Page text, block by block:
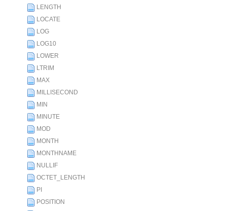
LENGTH
LOCATE
LOG
LOG10
LOWER
LTRIM
MAX
MILLISECOND
MIN
MINUTE
MOD
MONTH
MONTHNAME
NULLIF
OCTET_LENGTH
PI
POSITION